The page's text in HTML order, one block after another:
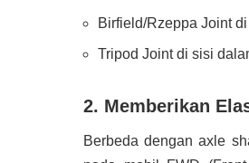
Birfield/Rzeppa Joint
Tripod Joint di sisi
2. Memberikan
Berbeda dengan axle